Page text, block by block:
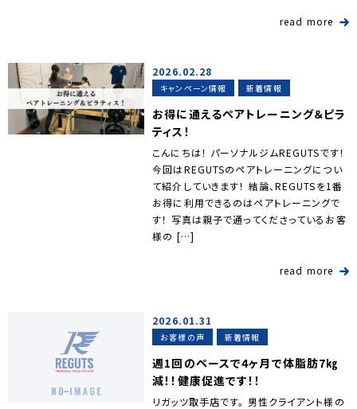
read more
2026.02.28
キャンペーン情報 新着情報
お得に通えるペアトレーニング＆ピラ
ティス！
こんにちは！ パーソナルジムREGUTSです！
今回はREGUTSのペアトレーニングについ
て紹介していきます！ 結論、REGUTSを1番
お得に利用できるのはペアトレーニングで
す！ 写真は親子で通ってくださっているお客
様の […]
read more
2026.01.31
お客様の声 新着情報
週1回のペースで4ヶ月で体脂肪7㎏
減！！健康促進です！！
リガッツ取手店です。 男性クライアント様の